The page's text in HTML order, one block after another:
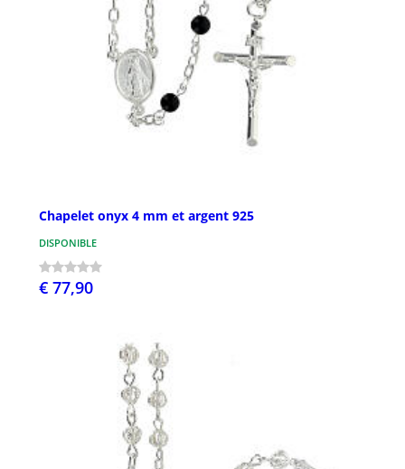
Chapelet onyx 4 mm et argent 925
DISPONIBLE
€ 77,90